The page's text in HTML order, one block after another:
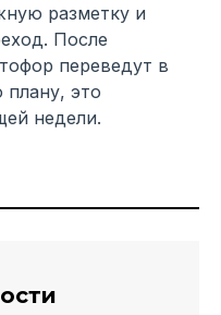
разметку и
После
переведут в
это
недели.